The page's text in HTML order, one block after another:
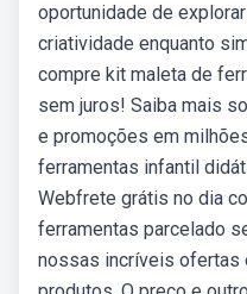
oportunidade de
criatividade enquanto
compre kit maleta de
sem juros! Saiba mais
e promoções em
ferramentas infantil
Webfrete grátis no dia
ferramentas parcelado
nossas incríveis ofertas